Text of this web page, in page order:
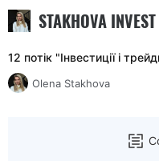
STAKHOVA INVEST
12 потік "Інвестиції і
Olena Stakhova